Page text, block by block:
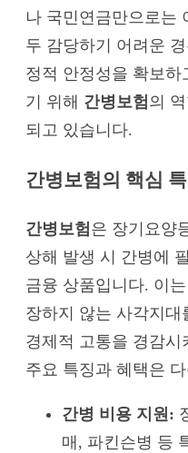
나 국민연금만으로는
두 감당하기 어려운
정적 안정성을 확보
기 위해 간병보험의
되고 있습니다.
간병보험의 핵심
간병보험은 장기요양
상해 발생 시 간병에
금융 상품입니다. 이
장하지 않는 사각지
경제적 고통을 경감
주요 특징과 혜택은
간병 비용 지원:
매, 파킨슨병 등